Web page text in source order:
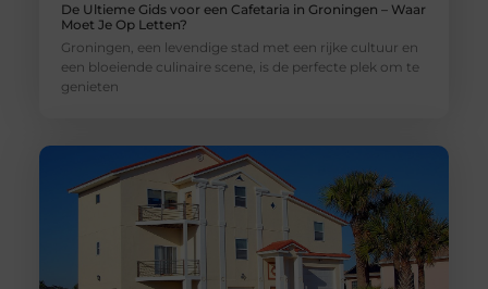
De Ultieme Gids voor een Cafetaria in Groningen – Waar
Moet Je Op Letten?
Groningen, een levendige stad met een rijke cultuur en
een bloeiende culinaire scene, is de perfecte plek om te
genieten